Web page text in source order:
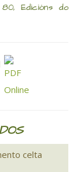
Edicións do
celta